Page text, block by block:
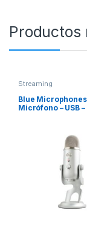
Productos
Streaming
Blue Microphones
Micrófono – USB